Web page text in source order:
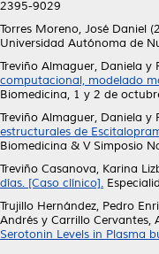
2395-9029
Torres Moreno, José Daniel
Universidad Autónoma de
Treviño Almaguer, Daniela y
computacional, modelado
Biomedicina, 1 y 2 de
Treviño Almaguer, Daniela y
estructurales de
Biomedicina & V Simposio
Treviño Casanova, Karina
días. [Caso clínico].
Trujillo Hernández, Pedro
Andrés y Carrillo Cervantes,
Serotonin Levels in Plasma